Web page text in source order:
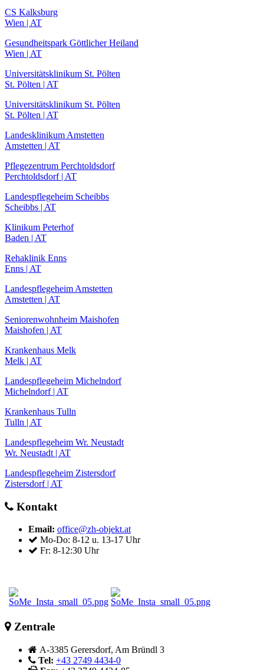
CS Kalksburg
Wien | AT
Gesundheitspark Göttlicher Heiland
Wien | AT
Universitätsklinikum St. Pölten
St. Pölten | AT
Universitätsklinikum St. Pölten
St. Pölten | AT
Landesklinikum Amstetten
Amstetten | AT
Pflegezentrum Perchtoldsdorf
Perchtoldsdorf | AT
Landespflegeheim Scheibbs
Scheibbs | AT
Klinikum Peterhof
Baden | AT
Rehaklinik Enns
Enns | AT
Landespflegeheim Amstetten
Amstetten | AT
Seniorenwohnheim Maishofen
Maishofen | AT
Krankenhaus Melk
Melk | AT
Landespflegeheim Michelndorf
Michelndorf | AT
Krankenhaus Tulln
Tulln | AT
Landespflegeheim Wr. Neustadt
Wr. Neustadt | AT
Landespflegeheim Zistersdorf
Zistersdorf | AT
Kontakt
Email: office@zh-objekt.at
Mo-Do: 8-12 u. 13-17 Uhr
Fr: 8-12:30 Uhr
Zentrale
A-3385 Gerersdorf, Am Bründl 3
Tel: +43 2749 4434-0